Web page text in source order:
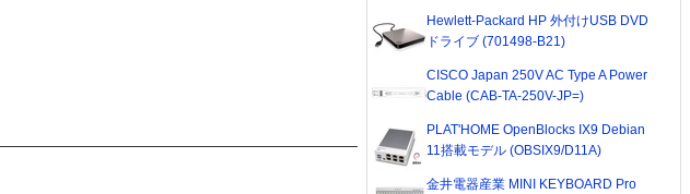
Hewlett-Packard HP 外付けUSB DVD
ドライブ (701498-B21)
CISCO Japan 250V AC Type A Power
Cable (CAB-TA-250V-JP=)
PLAT'HOME OpenBlocks IX9 Debian
11搭載モデル (OBSIX9/D11A)
金井電器産業 MINI KEYBOARD Pro